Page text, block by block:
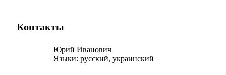
Контакты
Юрий Иванович
Языки: русский, украинский